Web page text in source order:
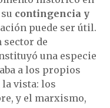
contingencia y
puede ser útil.
sector de
una especie
a los propios
la vista: los
y el marxismo,